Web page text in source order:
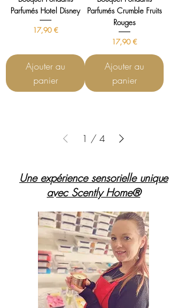
Parfumés Hotel Disney
Prix
17,90 €
Ajouter au
panier
Parfumés Crumble Fruits
Rouges
Prix
17,90 €
Ajouter au
panier
1 / 4
Une expérience sensorielle unique
avec Scently Home®